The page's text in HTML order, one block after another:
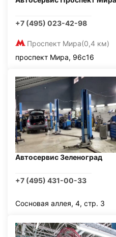
+7 (495) 023-42-98
Проспект Мира(0,4 км)
проспект Мира, 96с16
Автосервис Зеленоград
+7 (495) 431-00-33
Сосновая аллея, 4, стр. 3